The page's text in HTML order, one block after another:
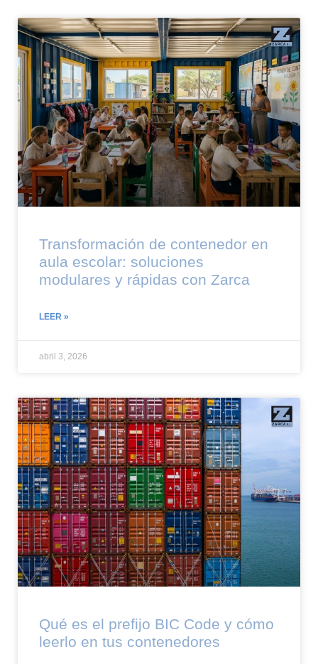
Transformación de contenedor en
aula escolar: soluciones
modulares y rápidas con Zarca
LEER »
abril 3, 2026
Qué es el prefijo BIC Code y cómo
leerlo en tus contenedores